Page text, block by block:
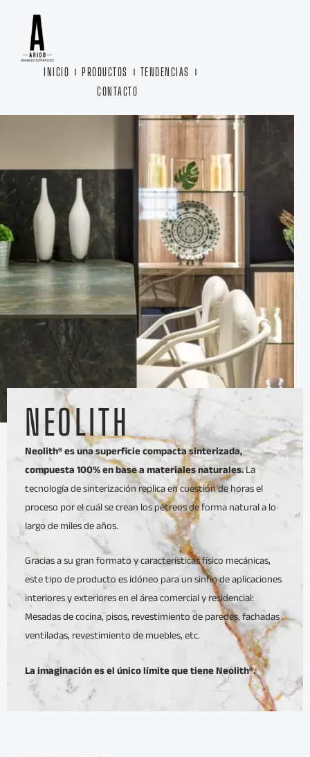
contenido
INICIO PRODUCTOS
TENDENCIAS
CONTACTO
NEOLITH
Neolith® es una superficie compacta sinterizada,
compuesta 100% en base a materiales naturales.La
tecnología de sinterización replica en cuestión de horas el
proceso por el cuál se crean los pétreos de forma natural a lo
largo de miles de años.
Gracias a su gran formato y características físico mecánicas,
este tipo de producto es idóneo para un sinfín de aplicaciones
interiores y exteriores en el área comercial y residencial:
Mesadas de cocina, pisos, revestimiento de paredes, fachadas
ventiladas, revestimiento de muebles, etc.
La imaginación es el único límite que tiene Neolith®.